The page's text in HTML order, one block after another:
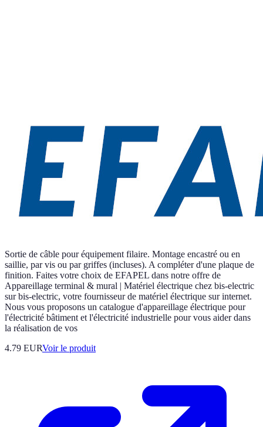
Sortie de câble pour équipement filaire. Montage encastré ou en
saillie, par vis ou par griffes (incluses). A compléter d'une plaque de
finition. Faites votre choix de EFAPEL dans notre offre de
Appareillage terminal & mural | Matériel électrique chez bis-electric
sur bis-electric, votre fournisseur de matériel électrique sur internet.
Nous vous proposons un catalogue d'appareillage électrique pour
l'électricité bâtiment et l'électricité industrielle pour vous aider dans
la réalisation de vos
4.79 EURVoir le produit